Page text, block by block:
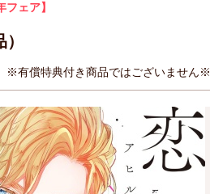
フェア】
※有償特典付き商品ではございません※